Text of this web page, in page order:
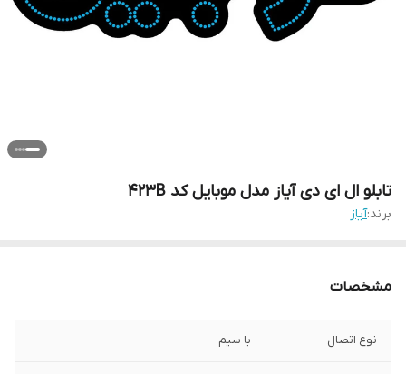
تابلو ال ای دی آیاز مدل موبایل کد 423B
برند:آیاز
مشخصات
نوع اتصال با سیم